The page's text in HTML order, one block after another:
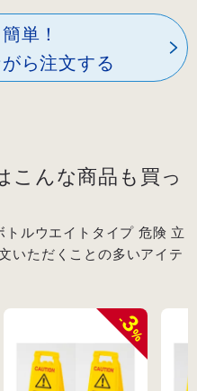
単！
ら注文する
こんな商品も買っ
ルウエイトタイプ 危険 立
いただくことの多いアイテ
-
3
%